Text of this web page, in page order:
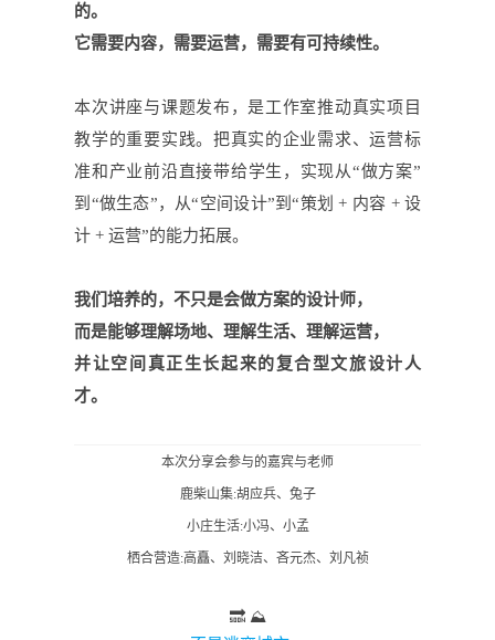
的。
它需要内容，需要运营，需要有可持续性。
本次讲座与课题发布，是工作室推动真实项目
教学的重要实践。把真实的企业需求、运营标
准和产业前沿直接带给学生，实现从“做方案”
到“做生态”，从“空间设计”到“策划+ 内容 + 设
计+运营”的能力拓展。
我们培养的，不只是会做方案的设计师，
而是能够理解场地、理解生活、理解运营，
并让空间真正生长起来的复合型文旅设计人
才。
本次分享会参与的嘉宾与老师
鹿柴山集:胡应兵、兔子
小庄生活:小冯、小孟
栖合营造:高矗、刘晓洁、吝元杰、刘凡祯
🔜 ⛰️